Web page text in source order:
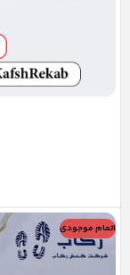
اتمام موجودی